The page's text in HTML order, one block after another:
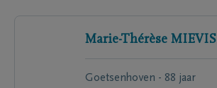
Marie-Thérèse MIEVIS
Goetsenhoven - 88 jaar